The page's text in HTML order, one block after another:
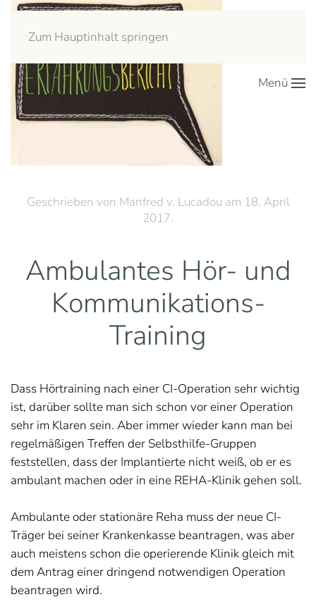
Zum Hauptinhalt springen
Menü
Geschrieben von Manfred v. Lucadou am 18. April
2017.
Ambulantes Hör- und
Kommunikations-
Training
Dass Hörtraining nach einer CI-Operation sehr wichtig
ist, darüber sollte man sich schon vor einer Operation
sehr im Klaren sein. Aber immer wieder kann man bei
regelmäßigen Treffen der Selbsthilfe-Gruppen
feststellen, dass der Implantierte nicht weiß, ob er es
ambulant machen oder in eine REHA-Klinik gehen soll.
Ambulante oder stationäre Reha muss der neue CI-
Träger bei seiner Krankenkasse beantragen, was aber
auch meistens schon die operierende Klinik gleich mit
dem Antrag einer dringend notwendigen Operation
beantragen wird.